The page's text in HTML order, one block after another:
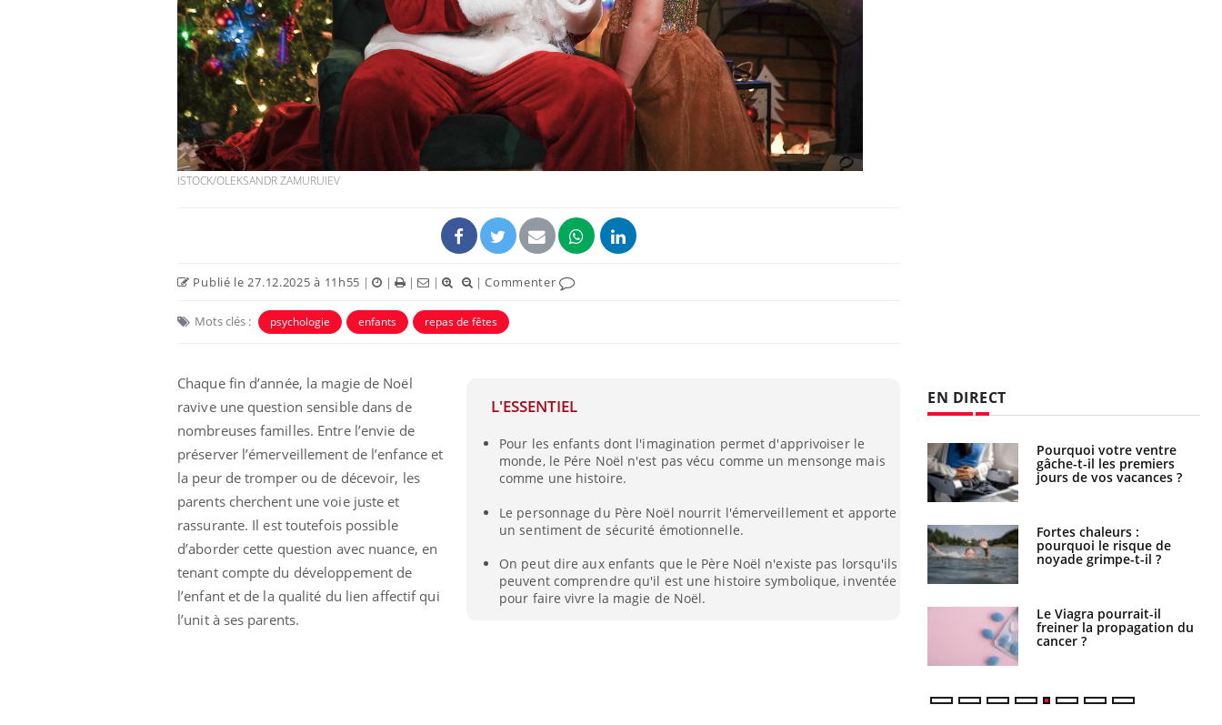
ISTOCK/OLEKSANDR ZAMURUIEV
Publié le 27.12.2025 à 11h55 | | | | |Commenter
Mots clés : psychologie enfants repas de fêtes
L'ESSENTIEL
Pour les enfants dont l'imagination permet d'apprivoiser le
monde, le Pére Noël n'est pas vécu comme un mensonge mais
comme une histoire.
Le personnage du Père Noël nourrit l'émerveillement et apporte
un sentiment de sécurité émotionnelle.
On peut dire aux enfants que le Père Noël n'existe pas lorsqu'ils
peuvent comprendre qu'il est une histoire symbolique, inventée
pour faire vivre la magie de Noël.
Chaque fin d’année, la magie de Noël
ravive une question sensible dans de
nombreuses familles. Entre l’envie de
préserver l’émerveillement de l’enfance et
la peur de tromper ou de décevoir, les
parents cherchent une voie juste et
rassurante. Il est toutefois possible
d’aborder cette question avec nuance, en
tenant compte du développement de
l’enfant et de la qualité du lien affectif qui
l’unit à ses parents.
EN DIRECT
Cancer colorectal : une
stratégie simple aurait
changé la donne au Pays
Chikungunya, dengue,
West Nile : que se passe-
t-il dans le sud de la
France ?
Les médicaments GLP-1
protègent-ils aussi les os
Cytomégalovirus : ce qui
change dans la prise en
charge des femmes
La sieste empêche-t-elle
Pourquoi votre ventre
gâche-t-il les premiers
jours de vos vacances ?
Fortes chaleurs :
pourquoi le risque de
noyade grimpe-t-il ?
Le Viagra pourrait-il
freiner la propagation du
cancer ?
Pourquoi manger moins
de protéines pourrait
finalement être bénéfique
Grossesse et chaleur : ce
que dit la science
Le smartphone nuit-il à
l'apprentissage de la
lecture ?